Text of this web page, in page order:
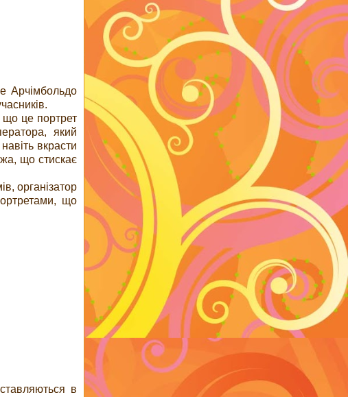
Арчімбольдо
що це портрет
який
вкрасти
що стискає
організатор
що
в